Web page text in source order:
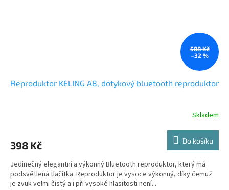
588 Kč
–32 %
Reproduktor KELING A8, dotykový bluetooth reproduktor
Skladem
398 Kč Do košíku
Jedinečný elegantní a výkonný Bluetooth reproduktor, který má
podsvětlená tlačítka. Reproduktor je vysoce výkonný, díky čemuž
je zvuk velmi čistý a i při vysoké hlasitosti není...